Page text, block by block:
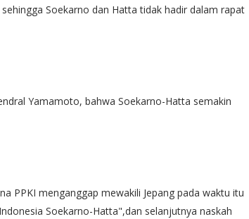
Soekarno dan Hatta tidak hadir dalam rapat
Yamamoto, bahwa Soekarno-Hatta semakin
PPKI menganggap mewakili Jepang pada waktu itu
Soekarno-Hatta",dan selanjutnya naskah